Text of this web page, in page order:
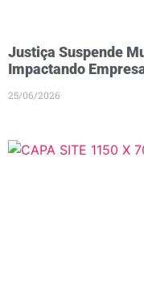
Justiça Suspende
Impactando
25/06/2026